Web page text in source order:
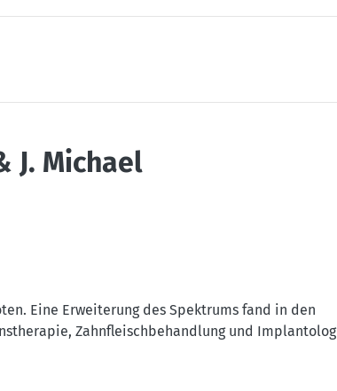
J. Michael
Eine Erweiterung des Spektrums fand in den
Zahnfleischbehandlung und